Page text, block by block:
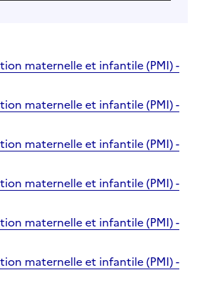
maternelle et infantile (PMI) -
maternelle et infantile (PMI) -
maternelle et infantile (PMI) -
maternelle et infantile (PMI) -
maternelle et infantile (PMI) -
maternelle et infantile (PMI) -